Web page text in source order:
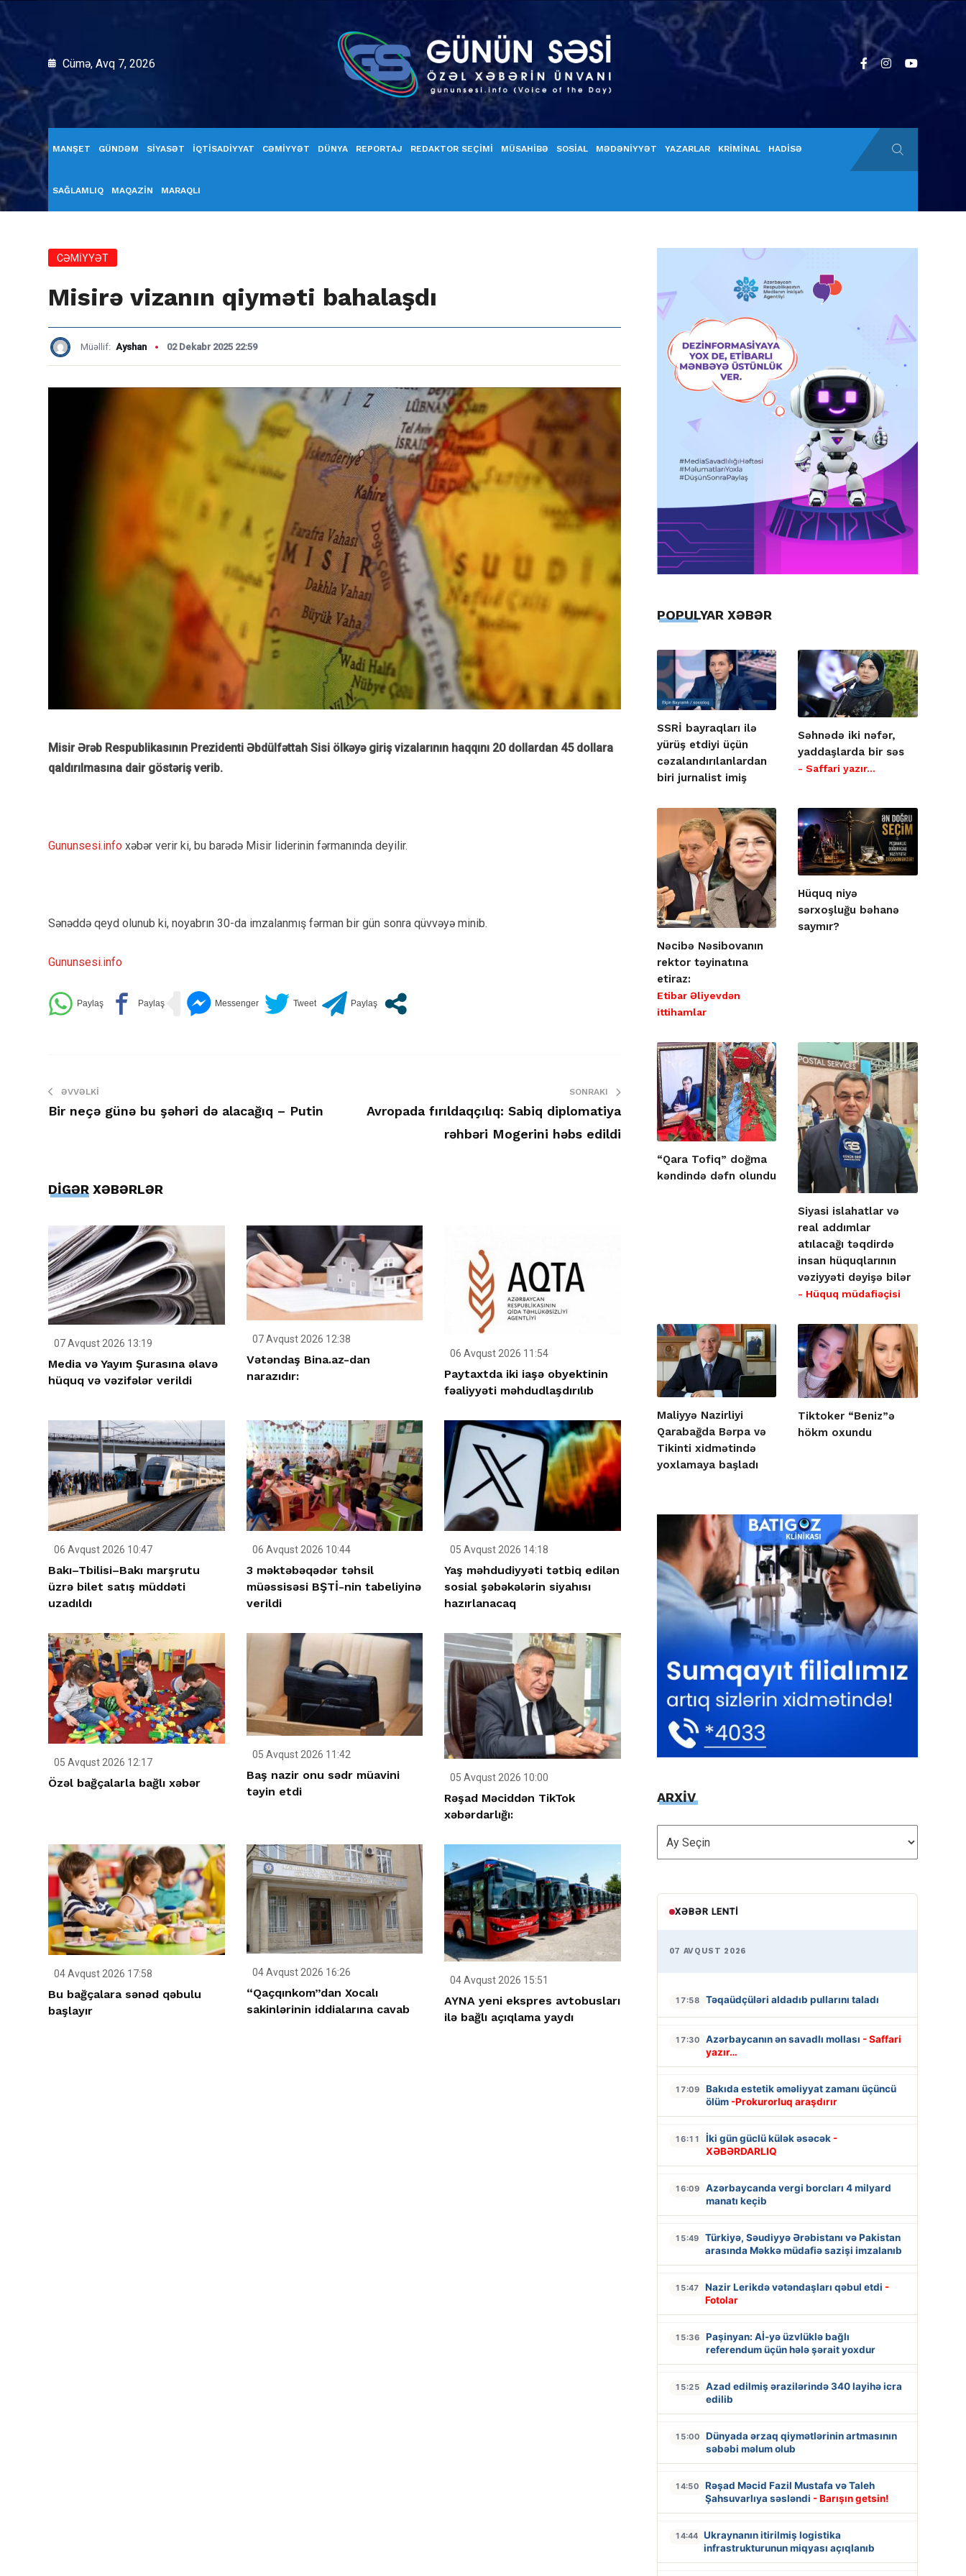
Cümə, Avq 7, 2026
MANŞET GÜNDƏM SİYASƏT İQTİSADİYYAT CƏMİYYƏT DÜNYA REPORTAJ REDAKTOR SEÇİMİ MÜSAHİBƏ SOSİAL MƏDƏNİYYƏT YAZARLAR KRİMİNAL HADİSƏ
SAĞLAMLIQ MAQAZİN MARAQLI
CƏMİYYƏT
Misirə vizanın qiyməti bahalaşdı
Müəllif: Ayshan 02 Dekabr 2025 22:59
Misir Ərəb Respublikasının Prezidenti Əbdülfəttah Sisi ölkəyə giriş vizalarının haqqını 20 dollardan 45 dollara
qaldırılmasına dair göstəriş verib.
Gununsesi.info xəbər verir ki, bu barədə Misir liderinin fərmanında deyilir.
Sənəddə qeyd olunub ki, noyabrın 30-da imzalanmış fərman bir gün sonra qüvvəyə minib.
Gununsesi.info
ƏVVƏLKI
Bir neçə günə bu şəhəri də alacağıq – Putin
SONRAKI
Avropada fırıldaqçılıq: Sabiq diplomatiya
rəhbəri Mogerini həbs edildi
DİGƏR XƏBƏRLƏR
07 Avqust 2026 13:19
Media və Yayım Şurasına əlavə
hüquq və vəzifələr verildi
07 Avqust 2026 12:38
Vətəndaş Bina.az-dan
narazıdır:
06 Avqust 2026 11:54
Paytaxtda iki iaşə obyektinin
fəaliyyəti məhdudlaşdırılıb
06 Avqust 2026 10:47
Bakı–Tbilisi–Bakı marşrutu
üzrə bilet satış müddəti
uzadıldı
06 Avqust 2026 10:44
3 məktəbəqədər təhsil
müəssisəsi BŞTİ-nin tabeliyinə
verildi
05 Avqust 2026 14:18
Yaş məhdudiyyəti tətbiq edilən
sosial şəbəkələrin siyahısı
hazırlanacaq
05 Avqust 2026 12:17
Özəl bağçalarla bağlı xəbər
05 Avqust 2026 11:42
Baş nazir onu sədr müavini
təyin etdi
05 Avqust 2026 10:00
Rəşad Məciddən TikTok
xəbərdarlığı:
04 Avqust 2026 17:58
Bu bağçalara sənəd qəbulu
başlayır
04 Avqust 2026 16:26
“Qaçqınkom”dan Xocalı
sakinlərinin iddialarına cavab
04 Avqust 2026 15:51
AYNA yeni ekspres avtobusları
ilə bağlı açıqlama yaydı
POPULYAR XƏBƏR
SSRİ bayraqları ilə
yürüş etdiyi üçün
cəzalandırılanlardan
biri jurnalist imiş
Səhnədə iki nəfər,
yaddaşlarda bir səs
- Saffari yazır…
Nəcibə Nəsibovanın
rektor təyinatına
etiraz:
Etibar Əliyevdən
ittihamlar
Hüquq niyə
sərxoşluğu bəhanə
saymır?
“Qara Tofiq” doğma
kəndində dəfn olundu
Siyasi islahatlar və
real addımlar
atılacağı təqdirdə
insan hüquqlarının
vəziyyəti dəyişə bilər
- Hüquq müdafiəçisi
Maliyyə Nazirliyi
Qarabağda Bərpa və
Tikinti xidmətində
yoxlamaya başladı
Tiktoker “Beniz”ə
hökm oxundu
ARXİV
ARXİV
XƏBƏR LENTI
07 AVQUST 2026
17:58 Təqaüdçüləri aldadıb pullarını taladı
17:30 Azərbaycanın ən savadlı mollası - Saffari
yazır…
17:09
Bakıda estetik əməliyyat zamanı üçüncü
ölüm -Prokurorluq araşdırır
16:11 İki gün güclü külək əsəcək -
XƏBƏRDARLIQ
16:09
Azərbaycanda vergi borcları 4 milyard
manatı keçib
15:49
Türkiyə, Səudiyyə Ərəbistanı və Pakistan
arasında Məkkə müdafiə sazişi imzalanıb
15:47 Nazir Lerikdə vətəndaşları qəbul etdi -
Fotolar
15:36
Paşinyan: Aİ-yə üzvlüklə bağlı
referendum üçün hələ şərait yoxdur
15:25
Azad edilmiş ərazilərində 340 layihə icra
edilib
15:00
Dünyada ərzaq qiymətlərinin artmasının
səbəbi məlum olub
14:50
Rəşad Məcid Fazil Mustafa və Taleh
Şahsuvarlıya səsləndi - Barışın getsin!
14:44 Ukraynanın itirilmiş logistika
infrastrukturunun miqyası açıqlanıb